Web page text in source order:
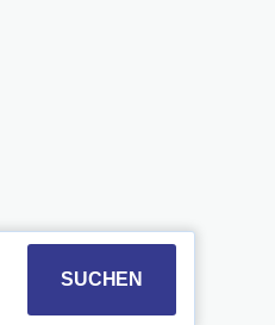
and select a date.
the calendar and
SUCHEN